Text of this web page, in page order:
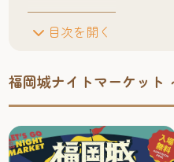
目次を開く
福岡城ナイトマーケット